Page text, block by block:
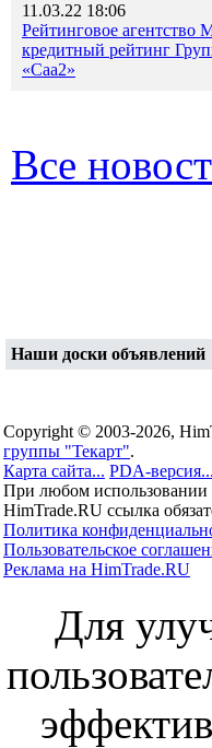
11.03.22 18:06
Рейтинговое агентство
кредитный рейтинг
«Caa2»
Все
Наши доски объявлений
Copyright © 2003-2026,
группы "Текарт".
Карта сайта... PDA-версия...
При любом использовании
HimTrade.RU ссылка
Политика
Пользовательское
Реклама на HimTrade.RU
Для